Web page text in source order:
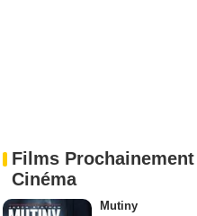
Films Prochainement
Cinéma
Mutiny